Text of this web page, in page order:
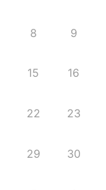
8 9
15 16
22 23
29 30